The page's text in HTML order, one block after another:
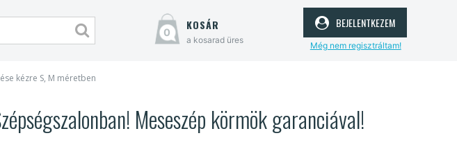
0 kosár
a kosarad üres
bejelentkezem
Még nem regisztráltam!
kézre S, M méretben
Meseszép körmök garanciával!